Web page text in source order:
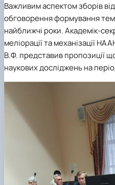
Важливим аспектом зборів
обговорення формування
найближчі роки. Академік-
меліорації та механізації
В.Ф. представив пропозиції
наукових досліджень на